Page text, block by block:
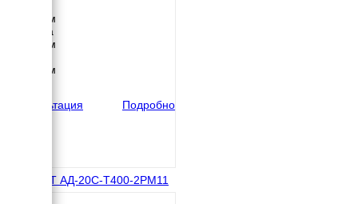
3050 мм
Ширина
1880 мм
2450 мм
Консультация
Подробно
АЗИМУТ АД-20С-Т400-2РМ11